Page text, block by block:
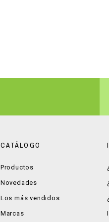
CATÁLOGO
Productos
Novedades
Los más vendidos
Marcas